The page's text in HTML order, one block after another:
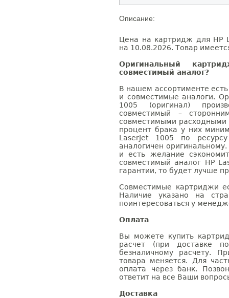
Описание:
Цена на картридж для HP
на 10.08.2026. Товар
Оригинальный
совместимый аналог?
В нашем ассортименте
и совместимые аналоги.
1005 (оригинал)
совместимый –
совместимыми расходными
процент брака у них
LaserJet 1005 по
аналогичен
и есть желание
совместимый аналог HP
гарантии, то будет лучше
Совместимые картриджи
Наличие указано на
поинтересоваться у
Оплата
Вы можете купить
расчет (при доставке
безналичному расчету.
товара меняется. Для
оплата через банк.
ответит на все Ваши
Доставка